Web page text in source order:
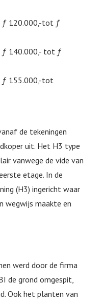
ƒ 120.000,-tot ƒ
ƒ 140.000,- tot ƒ
ƒ 155.000,-tot
de tekeningen
uit. Het H3 type
vanwege de vide van
etage. In de
(H3) ingericht waar
wegwijs maakte en
werd door de firma
de grond omgespit,
Ook het planten van